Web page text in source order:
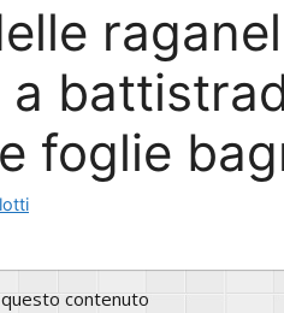
foglie
questo contenuto